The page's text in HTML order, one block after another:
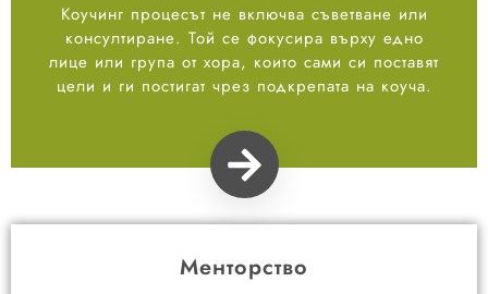
Коучинг процесът не включва съветване или
консултиране. Той се фокусира върху едно
лице или група от хора, които сами си поставят
цели и ги постигат чрез подкрепата на коуча.
Менторство